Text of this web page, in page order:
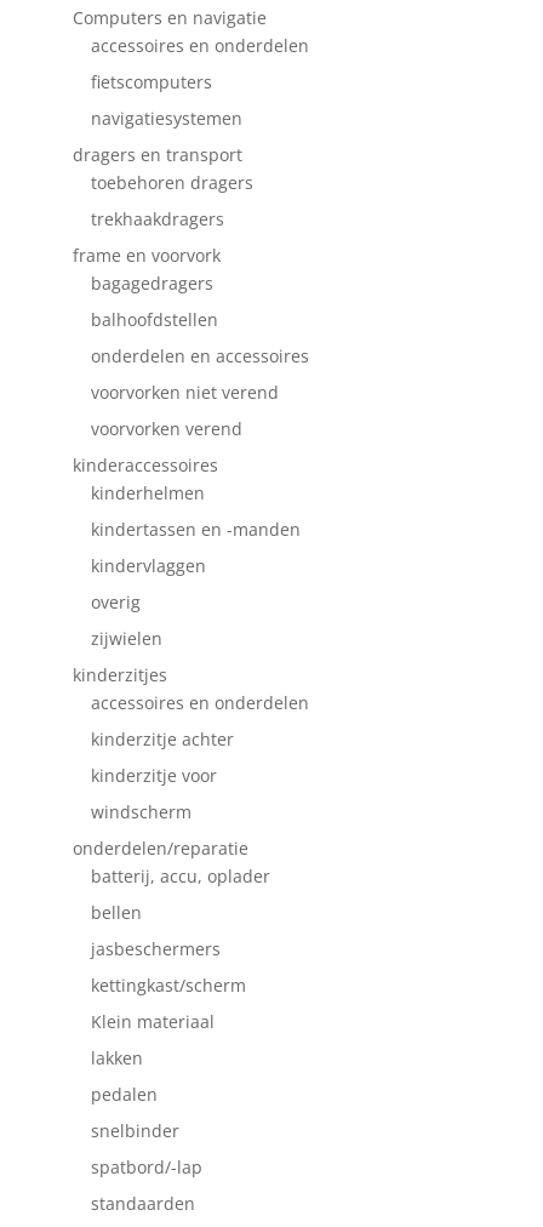
Computers en navigatie
accessoires en onderdelen
fietscomputers
navigatiesystemen
dragers en transport
toebehoren dragers
trekhaakdragers
frame en voorvork
bagagedragers
balhoofdstellen
onderdelen en accessoires
voorvorken niet verend
voorvorken verend
kinderaccessoires
kinderhelmen
kindertassen en -manden
kindervlaggen
overig
zijwielen
kinderzitjes
accessoires en onderdelen
kinderzitje achter
kinderzitje voor
windscherm
onderdelen/reparatie
batterij, accu, oplader
bellen
jasbeschermers
kettingkast/scherm
Klein materiaal
lakken
pedalen
snelbinder
spatbord/-lap
standaarden